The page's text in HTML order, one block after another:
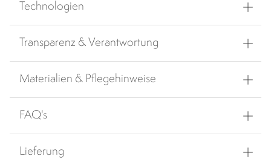
Technologien
Transparenz & Verantwortung
Materialien & Pflegehinweise
FAQ's
Lieferung